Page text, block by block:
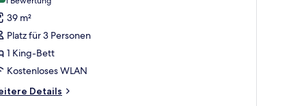
Bewertung)
39 m²
Platz für 3 Personen
1 King-Bett
Kostenloses WLAN
Details